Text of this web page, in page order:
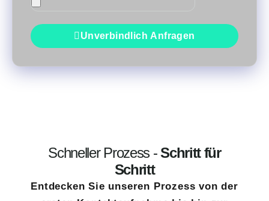
Unverbindlich Anfragen
Schneller Prozess -Schritt für
Schritt
Entdecken Sie unseren Prozess von der